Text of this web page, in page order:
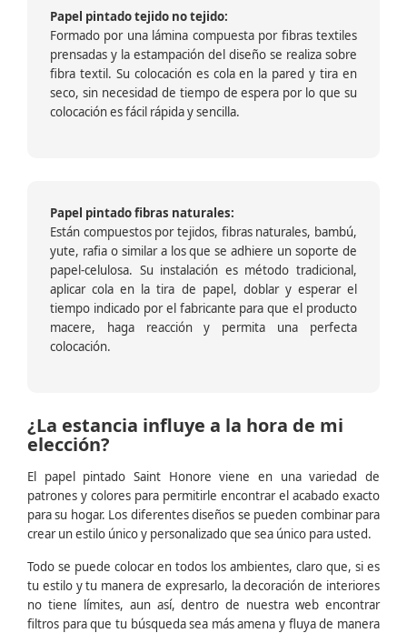
Papel pintado tejido no tejido:
Formado por una lámina compuesta por fibras textiles
prensadas y la estampación del diseño se realiza sobre
fibra textil. Su colocación es cola en la pared y tira en
seco, sin necesidad de tiempo de espera por lo que su
colocación es fácil rápida y sencilla.
Papel pintado fibras naturales:
Están compuestos por tejidos, fibras naturales, bambú,
yute, rafia o similar a los que se adhiere un soporte de
papel-celulosa. Su instalación es método tradicional,
aplicar cola en la tira de papel, doblar y esperar el
tiempo indicado por el fabricante para que el producto
macere, haga reacción y permita una perfecta
colocación.
¿La estancia influye a la hora de mi
elección?
El papel pintado Saint Honore viene en una variedad de
patrones y colores para permitirle encontrar el acabado exacto
para su hogar. Los diferentes diseños se pueden combinar para
crear un estilo único y personalizado que sea único para usted.
Todo se puede colocar en todos los ambientes, claro que, si es
tu estilo y tu manera de expresarlo, la decoración de interiores
no tiene límites, aun así, dentro de nuestra web encontrar
filtros para que tu búsqueda sea más amena y fluya de manera